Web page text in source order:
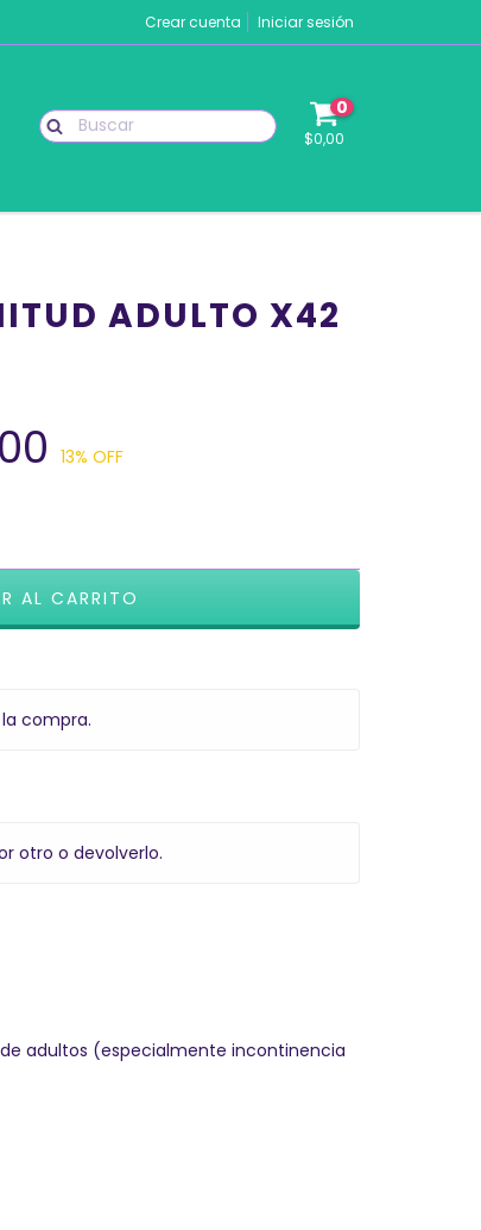
Crear cuenta Iniciar sesión
0
$0,00
ADULTO X42
13% OFF
compra.
otro o devolverlo.
adultos (especialmente incontinencia